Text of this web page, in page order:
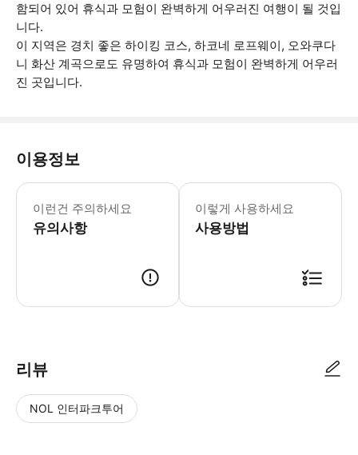
함되어 있어 휴식과 모험이 완벽하게 어우러진 여행이 될 것입
니다.
이 지역은 경치 좋은 하이킹 코스, 하코네 로프웨이, 오와쿠다
니 화산 계곡으로도 유명하여 휴식과 모험이 완벽하게 어우러
진 곳입니다.
이용정보
이런건 주의하세요
유의사항
• 공항, 항구 및 역에서는 픽업이 불
이렇게 사용하세요
사용방법
리뷰
NOL 인터파크투어